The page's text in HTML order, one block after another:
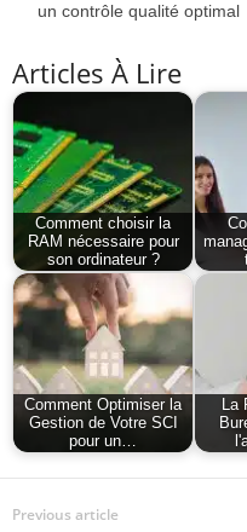
un contrôle qualité optimal
Articles À Lire
Comment choisir la
RAM nécessaire pour
son ordinateur ?
Comment Optimiser la
Gestion de Votre SCI
pour un…
Previous article